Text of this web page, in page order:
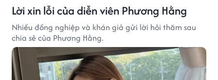
Lời xin lỗi của diễn viên Phương Hằng
Nhiều đồng nghiệp và khán giả gửi lời hỏi thăm sau
chia sẻ của Phương Hằng.